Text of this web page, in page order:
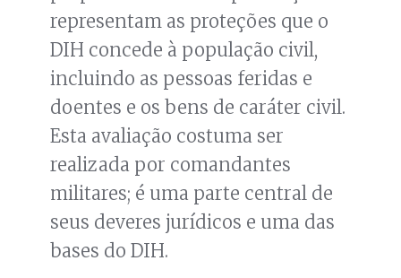
representam as proteções que o
DIH concede à população civil,
incluindo as pessoas feridas e
doentes e os bens de caráter civil.
Esta avaliação costuma ser
realizada por comandantes
militares; é uma parte central de
seus deveres jurídicos e uma das
bases do DIH.